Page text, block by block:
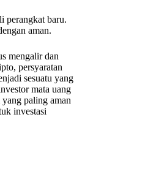
perangkat baru.
aman.
mengalir dan
persyaratan
sesuatu yang
mata uang
paling aman
investasi